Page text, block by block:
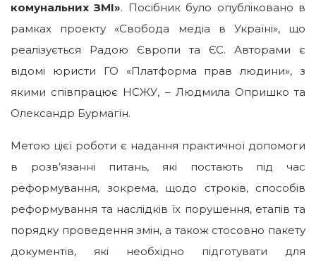
комунальних ЗМІ». Посібник було опубліковано в
рамках проекту «Свобода медіа в Україні», що
реалізується Радою Європи та ЄС. Авторами є
відомі юристи ГО «Платформа прав людини», з
якими співпрацює НСЖУ, – Людмила Опришко та
Олександр Бурмагін.
Метою цієї роботи є надання практичної допомоги
в розв’язанні питань, які постають під час
реформування, зокрема, щодо строків, способів
реформування та наслідків їх порушення, етапів та
порядку проведення змін, а також стосовно пакету
документів, які необхідно підготувати для